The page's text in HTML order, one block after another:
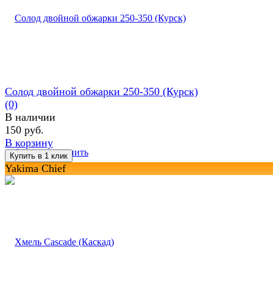
избранное сравнить
Солод двойной обжарки 250-350 (Курск)
(0)
В наличии
150 руб.
В корзину
Yakima Chief